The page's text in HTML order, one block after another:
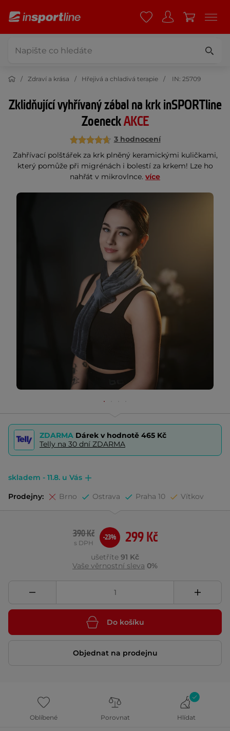
Zdraví a krása Hřejivá a chladivá terapie IN: 25709
Zklidňující vyhřívaný zábal na krk inSPORTline
ZoeneckAKCE
3 hodnocení
Zahřívací polštářek za krk plněný keramickými kuličkami,
který pomůže při migrénách i bolestí za krkem! Lze ho
nahřát v mikrovlnce. více
ZDARMA Dárek v hodnotě 465 Kč
Telly na 30 dní ZDARMA
skladem - 11.8. u Vás
Prodejny: Brno Ostrava Praha 10 Vítkov
299 Kč
390 Kč
s DPH
-23%
ušetříte 91 Kč
Vaše věrnostní sleva 0%
Do košíku
Objednat na prodejnu
Oblíbené Porovnat Hlídat